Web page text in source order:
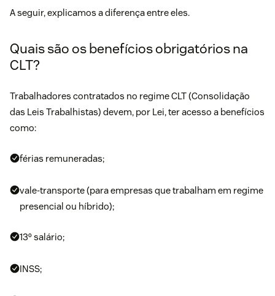
A seguir, explicamos a diferença entre eles.
Quais são os benefícios obrigatórios na
CLT?
Trabalhadores contratados no regime CLT (Consolidação
das Leis Trabalhistas) devem, por Lei, ter acesso a benefícios
como:
férias remuneradas;
vale-transporte (para empresas que trabalham em regime
presencial ou híbrido);
13º salário;
INSS;